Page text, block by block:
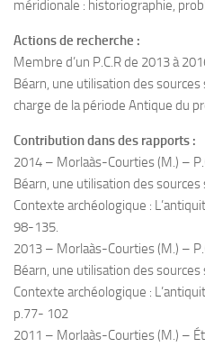
méridionale : historiographie,
Actions de recherche :
Membre d’un P.C.R de 2013 à
Béarn, une utilisation des
charge de la période Antique du
Contribution dans des rapports :
2014 – Morlaàs-Courties (M.) –
Béarn, une utilisation des
Contexte archéologique :
98-135.
2013 – Morlaàs-Courties (M.) –
Béarn, une utilisation des
Contexte archéologique :
p.77- 102
2011 – Morlaàs-Courties (M.) –